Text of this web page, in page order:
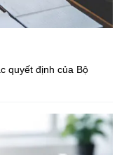
quyết định của Bộ